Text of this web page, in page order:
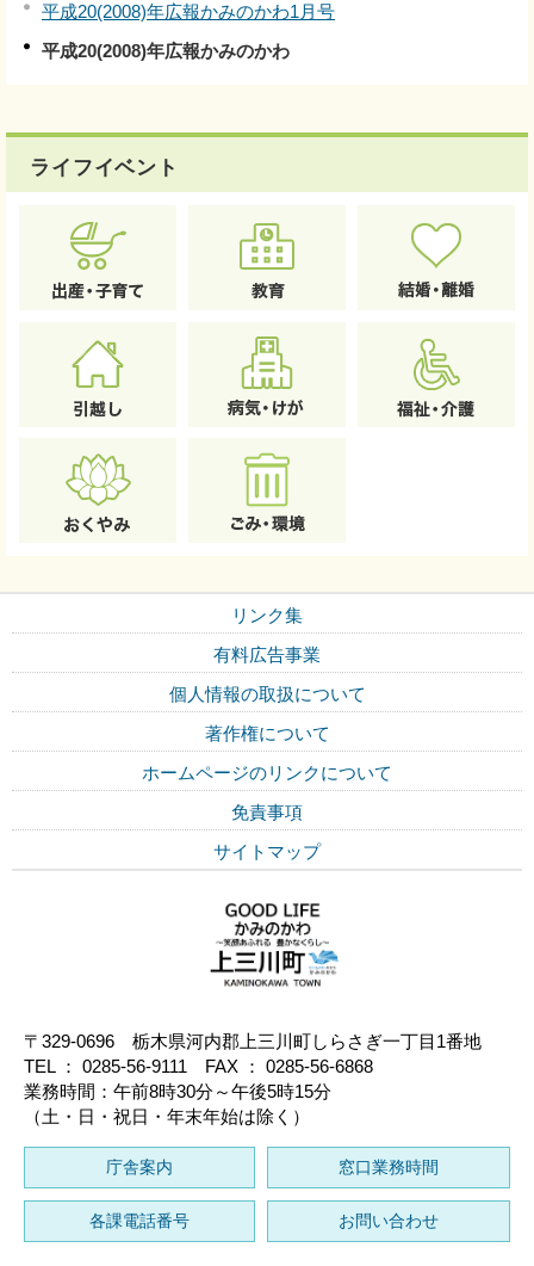
平成20(2008)年広報かみのかわ1月号
平成20(2008)年広報かみのかわ
ライフイベント
リンク集
有料広告事業
個人情報の取扱について
著作権について
ホームページのリンクについて
免責事項
サイトマップ
〒329-0696 栃木県河内郡上三川町しらさぎ一丁目1番地
TEL ： 0285-56-9111 FAX ： 0285-56-6868
業務時間：午前8時30分～午後5時15分
（土・日・祝日・年末年始は除く）
庁舎案内 窓口業務時間
各課電話番号 お問い合わせ